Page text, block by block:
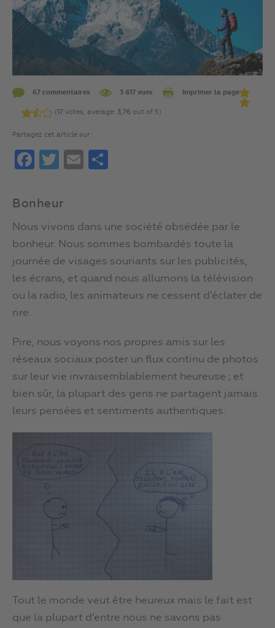
67 commentaires 3 617 vues Imprimer la page
(17 votes, average: 3,76 out of 5)
Partagez cet article sur :
FacebookTwitterEmail
Bonheur
Nous vivons dans une société obsédée par le
bonheur. Nous sommes bombardés toute la
journée de visages souriants sur les publicités,
les écrans, et quand nous allumons la télévision
ou la radio, les animateurs ne cessent d’éclater de
rire.
Pire, nous voyons nos propres amis sur les
réseaux sociaux poster un flux continu de photos
sur leur vie invraisemblablement heureuse ; et
bien sûr, la plupart des gens ne partagent jamais
leurs pensées et sentiments authentiques.
Tout le monde veut être heureux mais le fait est
que la plupart d’entre nous ne savons pas